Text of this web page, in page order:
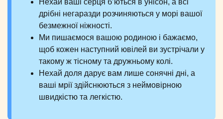
Нехай ваші серця б’ються в унісон, а всі
дрібні негаразди розчиняються у морі вашої
безмежної ніжності.
Ми пишаємося вашою родиною і бажаємо,
щоб кожен наступний ювілей ви зустрічали у
такому ж тісному та дружньому колі.
Нехай доля дарує вам лише сонячні дні, а
ваші мрії здійснюються з неймовірною
швидкістю та легкістю.